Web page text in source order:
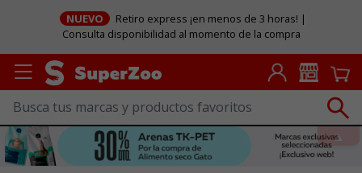
NUEVO
Retiro express ¡en menos de 3 horas! |
Consulta disponibilidad al momento de la compra